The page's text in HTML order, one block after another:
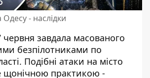
- наслідки
червня завдала масованого
безпілотниками по
Подібні атаки на місто
щонічною практикою -